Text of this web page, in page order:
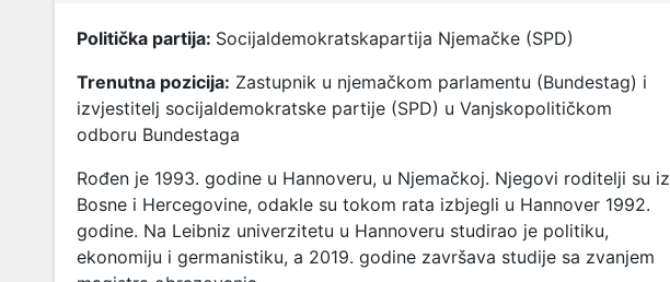
Politička partija: Socijaldemokratskapartija Njemačke (SPD)
Trenutna pozicija: Zastupnik u njemačkom parlamentu (Bundestag) i
izvjestitelj socijaldemokratske partije (SPD) u Vanjskopolitičkom
odboru Bundestaga
Rođen je 1993. godine u Hannoveru, u Njemačkoj. Njegovi roditelji su iz
Bosne i Hercegovine, odakle su tokom rata izbjegli u Hannover 1992.
godine. Na Leibniz univerzitetu u Hannoveru studirao je politiku,
ekonomiju i germanistiku, a 2019. godine završava studije sa zvanjem